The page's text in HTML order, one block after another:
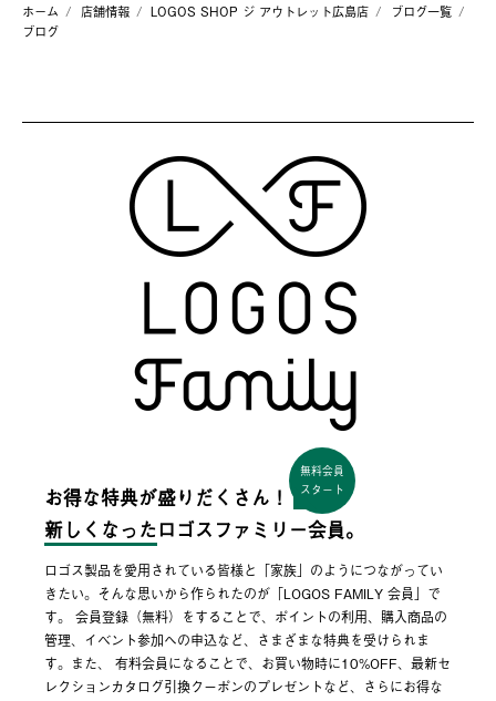
ホーム 店舗情報 LOGOS SHOP ジ アウトレット広島店
ブログ一覧
ブログ
お得な特典が盛りだくさん！
無料会員
スタート
新しくなった ロゴスファミリー会員。
ロゴス製品を愛用されている皆様と「家族」のようにつながってい
きたい。そんな思いから作られたのが「LOGOS FAMILY 会員」で
す。 会員登録（無料）をすることで、ポイントの利用、購入商品の
管理、イベント参加への申込など、さまざまな特典を受けられま
す。また、 有料会員になることで、お買い物時に10%OFF、最新セ
レクションカタログ引換クーポンのプレゼントなど、さらにお得な